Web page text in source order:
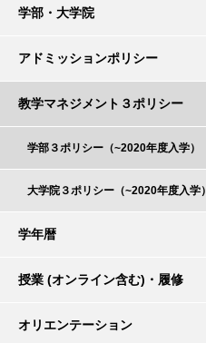
学部・大学院
アドミッションポリシー
教学マネジメント３ポリシー
学部３ポリシー（~2020年度入学）
大学院３ポリシー（~2020年度入学）
学年暦
授業 (オンライン含む)・履修
オリエンテーション